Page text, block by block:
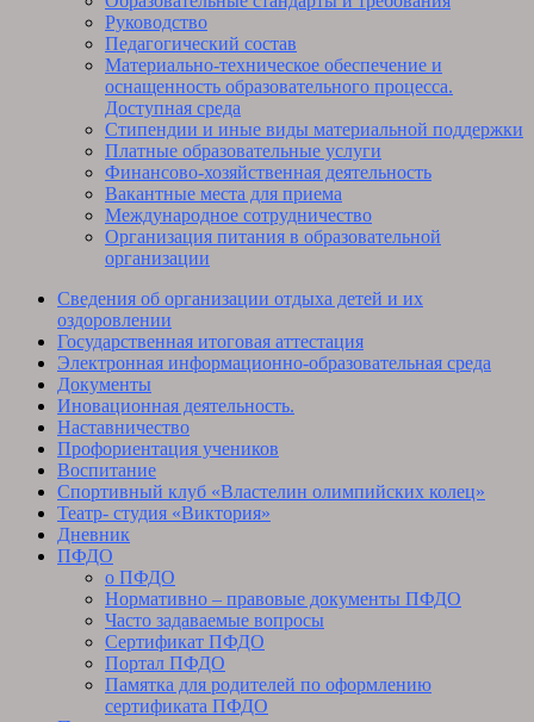
Руководство
Педагогический состав
Материально-техническое обеспечение и
оснащенность образовательного процесса.
Доступная среда
Стипендии и иные виды материальной поддержки
Платные образовательные услуги
Финансово-хозяйственная деятельность
Вакантные места для приема
Международное сотрудничество
Организация питания в образовательной
организации
Сведения об организации отдыха детей и их
оздоровлении
Государственная итоговая аттестация
Электронная информационно-образовательная среда
Документы
Иновационная деятельность.
Наставничество
Профориентация учеников
Воспитание
Спортивный клуб «Властелин олимпийских колец»
Театр- студия «Виктория»
Дневник
ПФДО
о ПФДО
Нормативно – правовые документы ПФДО
Часто задаваемые вопросы
Сертификат ПФДО
Портал ПФДО
Памятка для родителей по оформлению
сертификата ПФДО